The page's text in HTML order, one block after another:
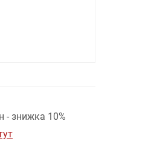
- знижка 10%